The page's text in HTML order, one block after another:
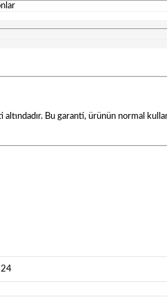
altındadır. Bu garanti, ürünün normal
24